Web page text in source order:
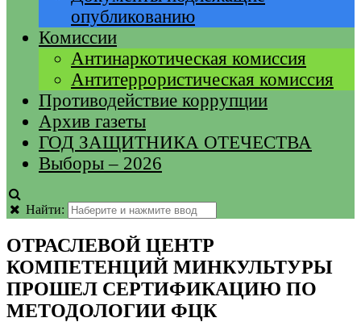
опубликованию
Комиссии
Антинаркотическая комиссия
Антитеррористическая комиссия
Противодействие коррупции
Архив газеты
ГОД ЗАЩИТНИКА ОТЕЧЕСТВА
Выборы – 2026
Найти:
ОТРАСЛЕВОЙ ЦЕНТР
КОМПЕТЕНЦИЙ МИНКУЛЬТУРЫ
ПРОШЕЛ СЕРТИФИКАЦИЮ ПО
МЕТОДОЛОГИИ ФЦК